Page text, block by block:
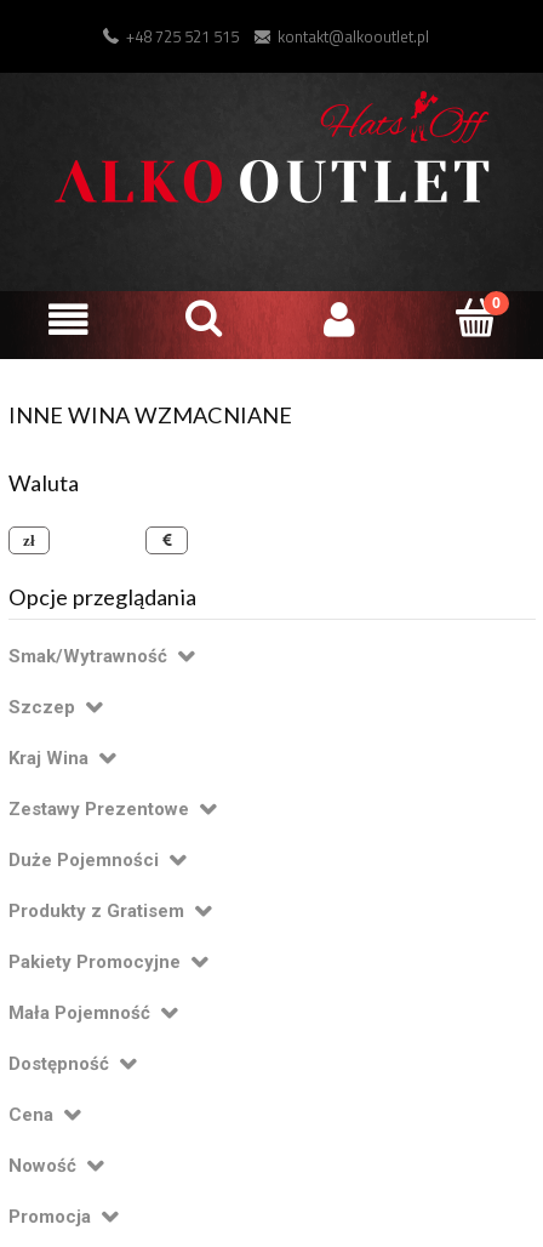
+48 725 521 515 kontakt@alkooutlet.pl
INNE WINA WZMACNIANE
Waluta
Opcje przeglądania
Smak/Wytrawność
Szczep
Kraj Wina
Zestawy Prezentowe
Duże Pojemności
Produkty z Gratisem
Pakiety Promocyjne
Mała Pojemność
Dostępność
Cena
Nowość
Promocja